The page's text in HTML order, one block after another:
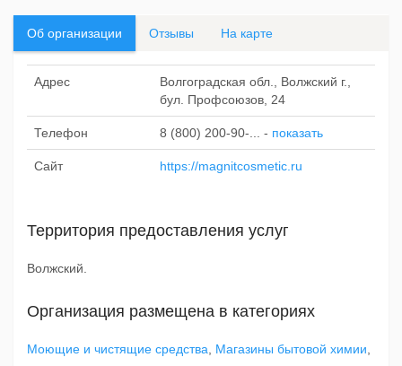
Об организации Отзывы На карте
Адрес
Волгоградская обл., Волжский г.,
бул. Профсоюзов, 24
Телефон 8 (800) 200-90-... - показать
Сайт https://magnitcosmetic.ru
Территория предоставления услуг
Волжский.
Организация размещена в категориях
Моющие и чистящие средства Магазины бытовой химии